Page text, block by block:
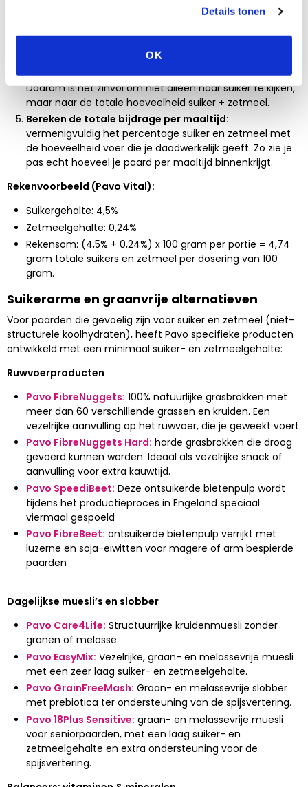
Details tonen
OK
scan de
Tel suiker en zetmeel bij elkaar op:
worden in het lichaam allebei afgebroken tot glucose.
Daarom is het zinvol om niet alleen naar suiker te kijken,
maar naar de totale hoeveelheid suiker + zetmeel.
Bereken de totale bijdrage per maaltijd:
vermenigvuldig het percentage suiker en zetmeel met
de hoeveelheid voer die je daadwerkelijk geeft. Zo zie je
pas echt hoeveel je paard per maaltijd binnenkrijgt.
Rekenvoorbeeld (Pavo Vital):
Suikergehalte: 4,5%
Zetmeelgehalte: 0,24%
Rekensom: (4,5% + 0,24%) x 100 gram per portie = 4,74
gram totale suikers en zetmeel per dosering van 100
gram.
Suikerarme en graanvrije alternatieven
Voor paarden die gevoelig zijn voor suiker en zetmeel (niet-
structurele koolhydraten), heeft Pavo specifieke producten
ontwikkeld met een minimaal suiker- en zetmeelgehalte:
Ruwvoerproducten
Pavo FibreNuggets: 100% natuurlijke grasbrokken met
meer dan 60 verschillende grassen en kruiden. Een
vezelrijke aanvulling op het ruwvoer, die je geweekt voert.
Pavo FibreNuggets Hard: harde grasbrokken die droog
gevoerd kunnen worden. Ideaal als vezelrijke snack of
aanvulling voor extra kauwtijd.
Pavo SpeediBeet: Deze ontsuikerde bietenpulp wordt
tijdens het productieproces in Engeland speciaal
viermaal gespoeld
Pavo FibreBeet: ontsuikerde bietenpulp verrijkt met
luzerne en soja-eiwitten voor magere of arm bespierde
paarden
Dagelijkse muesli’s en slobber
Pavo Care4Life: Structuurrijke kruidenmuesli zonder
granen of melasse.
Pavo EasyMix: Vezelrijke, graan- en melassevrije muesli
met een zeer laag suiker- en zetmeelgehalte.
Pavo GrainFreeMash: Graan- en melassevrije slobber
met prebiotica ter ondersteuning van de spijsvertering.
Pavo 18Plus Sensitive: graan- en melassevrije muesli
voor seniorpaarden, met een laag suiker- en
zetmeelgehalte en extra ondersteuning voor de
spijsvertering.